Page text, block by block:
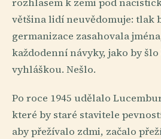
rozhlasem k zemi pod
většina lidí neuvědomuje: tlak
germanizace zasahovala
každodenní návyky, jako by
vyhláškou. Nešlo.
Po roce 1945 udělalo
které by staré stavitele
aby přežívalo zdmi, začalo